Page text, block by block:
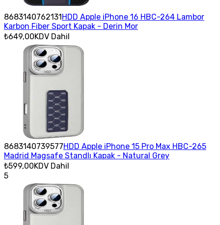
8683140762131HDD Apple iPhone 16 HBC-264 Lambor
Karbon Fiber Sport Kapak - Derin Mor
₺649,00KDV Dahil
8683140739577HDD Apple iPhone 15 Pro Max HBC-265
Madrid Magsafe Standlı Kapak - Natural Grey
₺599,00KDV Dahil
5